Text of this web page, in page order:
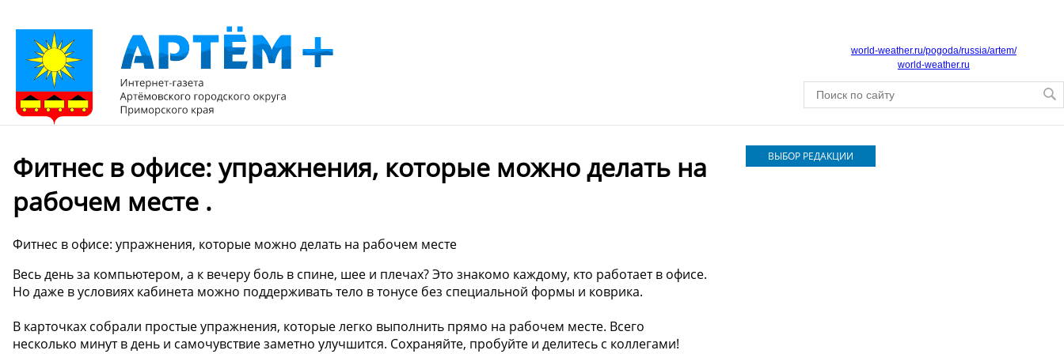
world-weather.ru/pogoda/russia/artem/
world-weather.ru
Фитнес в офисе: упражнения, которые можно делать на
рабочем месте .
Фитнес в офисе: упражнения, которые можно делать на рабочем месте
Весь день за компьютером, а к вечеру боль в спине, шее и плечах? Это знакомо каждому, кто работает в офисе.
Но даже в условиях кабинета можно поддерживать тело в тонусе без специальной формы и коврика.
В карточках собрали простые упражнения, которые легко выполнить прямо на рабочем месте. Всего
несколько минут в день и самочувствие заметно улучшится. Сохраняйте, пробуйте и делитесь с коллегами!
ВЫБОР РЕДАКЦИИ